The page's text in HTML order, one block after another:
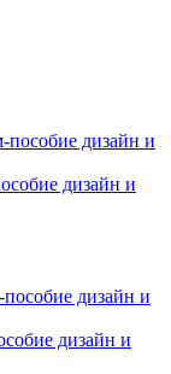
дизайн и
дизайн и